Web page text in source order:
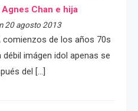
Agnes Chan e hija
20 agosto 2013
comienzos de los años 70s
débil imágen idol apenas se
del […]